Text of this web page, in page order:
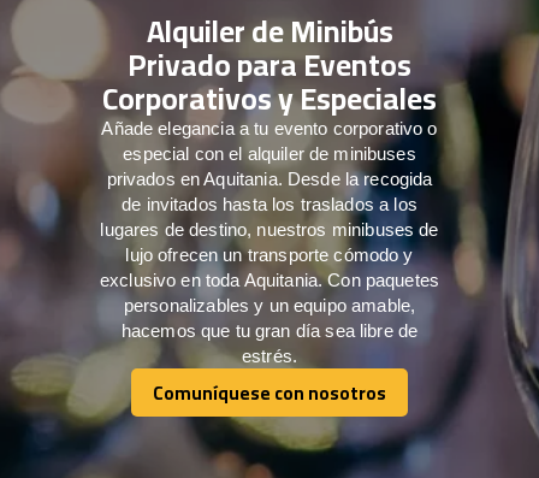
Alquiler de Minibús
Privado para Eventos
Corporativos y Especiales
Añade elegancia a tu evento corporativo o
especial con el alquiler de minibuses
privados en Aquitania. Desde la recogida
de invitados hasta los traslados a los
lugares de destino, nuestros minibuses de
lujo ofrecen un transporte cómodo y
exclusivo en toda Aquitania. Con paquetes
personalizables y un equipo amable,
hacemos que tu gran día sea libre de
estrés.
Comuníquese con nosotros
Comuníquese con nosotros